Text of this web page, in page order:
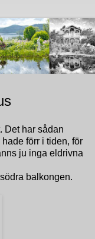
Det har sådan
förr i tiden, för
ju inga eldrivna
balkongen.